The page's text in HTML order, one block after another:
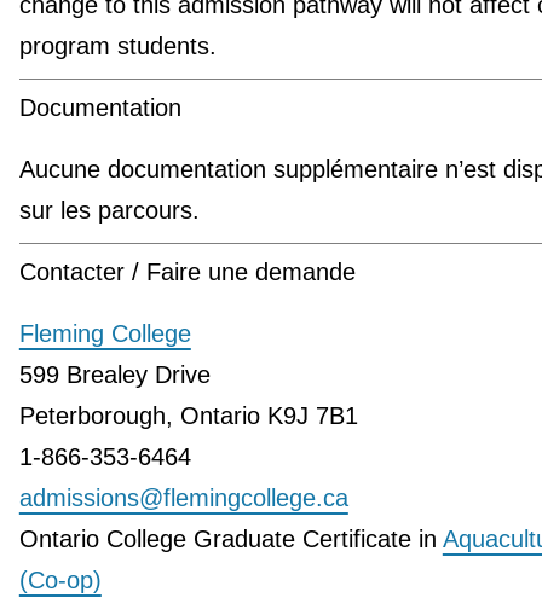
program students.
Documentation
Aucune documentation supplémentaire n’est
sur les parcours.
Contacter / Faire une demande
Fleming College
599 Brealey Drive
Peterborough, Ontario K9J 7B1
1-866-353-6464
admissions@flemingcollege.ca
Ontario College Graduate Certificate in
(Co-op)